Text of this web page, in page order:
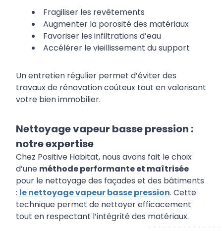
Fragiliser les revêtements
Augmenter la porosité des matériaux
Favoriser les infiltrations d’eau
Accélérer le vieillissement du support
Un entretien régulier permet d’éviter des
travaux de rénovation coûteux tout en valorisant
votre bien immobilier.
Nettoyagevapeur bassepression :
notreexpertise
Chez Positive Habitat, nous avons fait lechoix
d’une méthodeperformanteet maîtrisée
pour le nettoyagedes façades et des bâtiments
: lenettoyagevapeurbassepression. Cette
technique permet de nettoyerefficacement
tout en respectant l’intégritédes matériaux.